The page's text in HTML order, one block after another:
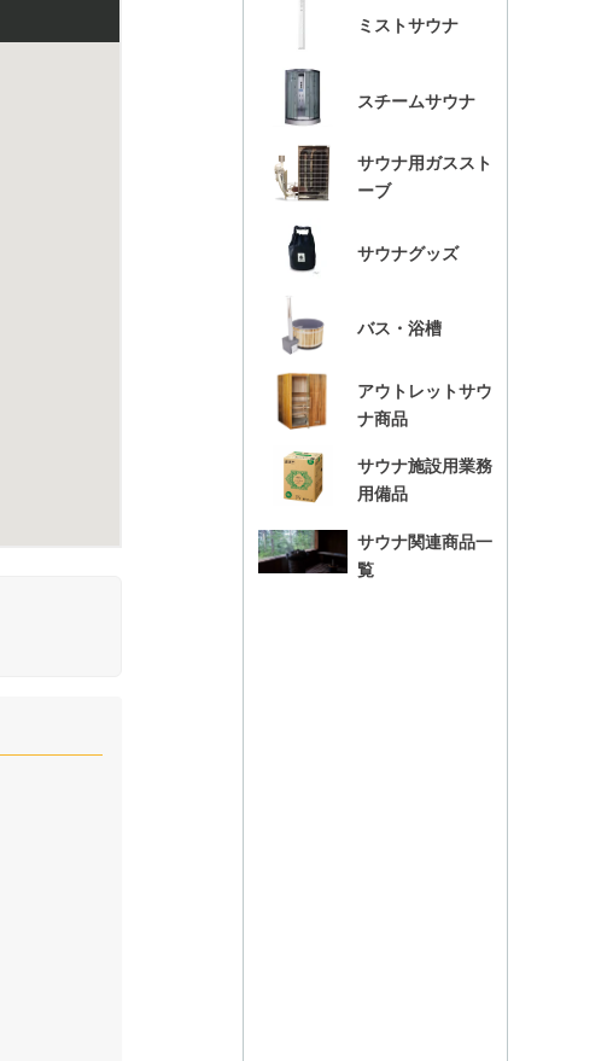
ミストサウナ
スチームサウナ
サウナ用ガススト
ーブ
サウナグッズ
バス・浴槽
アウトレットサウ
ナ商品
サウナ施設用業務
用備品
サウナ関連商品一
覧